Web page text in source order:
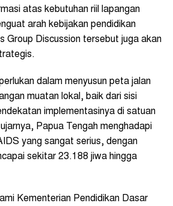
atas kebutuhan riil lapangan
arah kebijakan pendidikan
Group Discussion tersebut juga akan
dalam menyusun peta jalan
muatan lokal, baik dari sisi
implementasinya di satuan
Papua Tengah menghadapi
yang sangat serius, dengan
sekitar 23.188 jiwa hingga
Kementerian Pendidikan Dasar